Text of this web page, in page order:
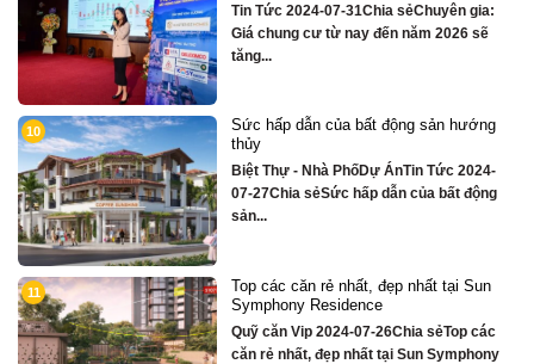
Quỹ căn VipTin
sẻCặp nhà phố 3
2
Chỉ hơn 16 tỷ –
tỷ
Quỹ căn VipTin
3
Biệt thự song lập
hoa DIFF
Quỹ căn VipTin
31Chia sẻChuyên gia:
nay đến năm 2026 sẽ
bất động sản hướng
PhốDự ÁnTin Tức 2024-
hấp dẫn của bất động
nhất, đẹp nhất tại Sun
07-26Chia sẻTop các
nhất tại Sun Symphony